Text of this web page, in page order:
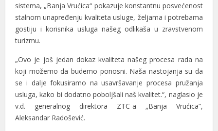
sistema, „Banja Vrućica“ pokazuje konstantnu posvećenost
stalnom unapređenju kvaliteta usluge, željama i potrebama
gostiju i korisnika usluga našeg odlikaša u zravstvenom
turizmu.
„Ovo je još jedan dokaz kvaliteta našeg procesa rada na
koji možemo da budemo ponosni. Naša nastojanja su da
se i dalje fokusiramo na usavršavanje procesa pružanja
usluga, kako bi dodatno poboljšali naš kvalitet.“, naglasio je
v.d. generalnog direktora ZTC-a „Banja Vrućica“,
Aleksandar Radošević.